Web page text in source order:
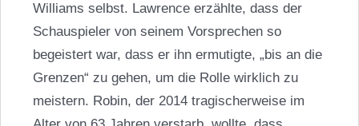
Williams selbst. Lawrence erzählte, dass der
Schauspieler von seinem Vorsprechen so
begeistert war, dass er ihn ermutigte, „bis an die
Grenzen“ zu gehen, um die Rolle wirklich zu
meistern. Robin, der 2014 tragischerweise im